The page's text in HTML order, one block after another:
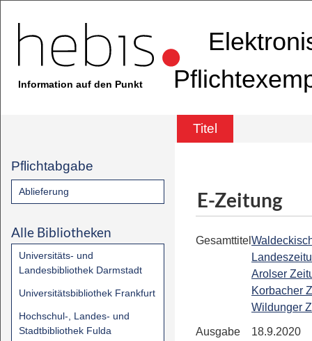
Information auf den Punkt
Titel
Pflichtabgabe
Ablieferung
Alle Bibliotheken
Universitäts- und
Landesbibliothek Darmstadt
Universitätsbibliothek Frankfurt
Hochschul-, Landes- und
Stadtbibliothek Fulda
E-Zeitung
Gesamttitel
Arolser
Korbacher
Wildunger
Ausgabe
18.9.2020